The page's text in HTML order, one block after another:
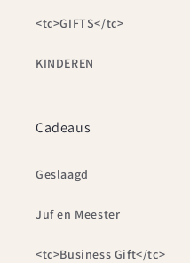
<tc>GIFTS</tc>
KINDEREN
Cadeaus
Geslaagd
Juf en Meester
<tc>Business Gift</tc>